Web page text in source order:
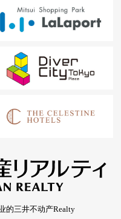
的三井不动产Realty